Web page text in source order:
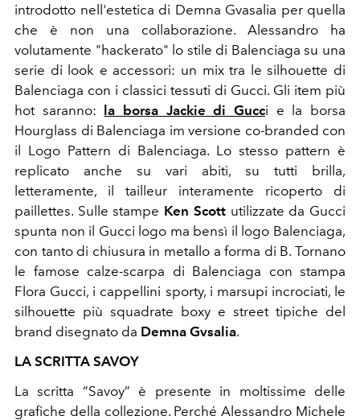
introdotto nell'estetica di Demna Gvasalia per quella
che è non una collaborazione. Alessandro ha
volutamente "hackerato" lo stile di Balenciaga su una
serie di look e accessori: un mix tra le silhouette di
Balenciaga con i classici tessuti di Gucci. Gli item più
hot saranno: la borsa Jackie di Gucci e la borsa
Hourglass di Balenciaga im versione co-branded con
il Logo Pattern di Balenciaga. Lo stesso pattern è
replicato anche su vari abiti, su tutti brilla,
letteramente, il tailleur interamente ricoperto di
paillettes. Sulle stampe Ken Scott utilizzate da Gucci
spunta non il Gucci logo ma bensì il logo Balenciaga,
con tanto di chiusura in metallo a forma di B. Tornano
le famose calze-scarpa di Balenciaga con stampa
Flora Gucci, i cappellini sporty, i marsupi incrociati, le
silhouette più squadrate boxy e street tipiche del
brand disegnato da Demna Gvsalia.
LA SCRITTA SAVOY
La scritta “Savoy” è presente in moltissime delle
grafiche della collezione. Perché Alessandro Michele